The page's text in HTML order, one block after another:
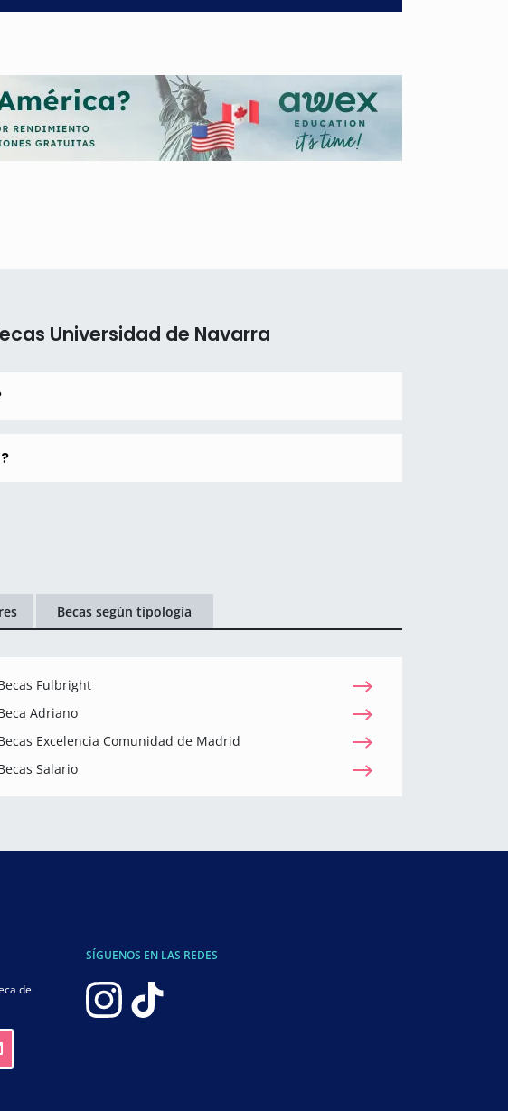
Universidad de Navarra
Becas según tipología
Fulbright
Adriano
Excelencia Comunidad de Madrid
Salario
de
SÍGUENOS EN LAS REDES